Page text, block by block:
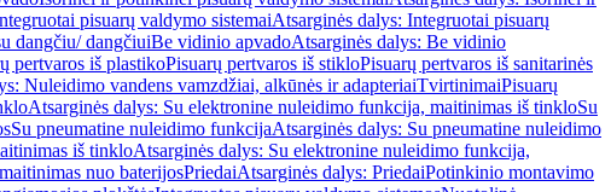
pisuarų valdymo sistemaiAtsarginės dalys: Integruotai pisuarų
dangčiu/ dangčiuiBe vidinio apvadoAtsarginės dalys: Be vidinio
pertvaros iš plastikoPisuarų pertvaros iš stikloPisuarų pertvaros iš sanitarinės
Nuleidimo vandens vamzdžiai, alkūnės ir adapteriaiTvirtinimaiPisuarų
Atsarginės dalys: Su elektronine nuleidimo funkcija, maitinimas iš tinkloSu
Su pneumatine nuleidimo funkcijaAtsarginės dalys: Su pneumatine nuleidimo
iš tinkloAtsarginės dalys: Su elektronine nuleidimo funkcija,
nuo baterijosPriedaiAtsarginės dalys: PriedaiPotinkinio montavimo